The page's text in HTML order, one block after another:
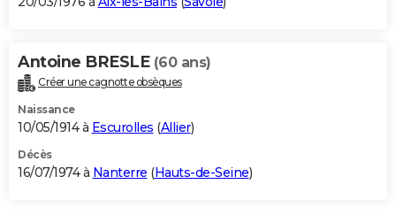
Antoine BRESLE (60 ans)
Créer une cagnotte obsèques
Naissance
10/05/1914 à Escurolles (Allier)
Décès
16/07/1974 à Nanterre (Hauts-de-Seine)